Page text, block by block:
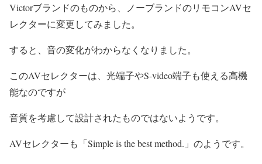
Victorブランドのものから、ノーブランドのリモコンAVセ
レクターに変更してみました。
すると、音の変化がわからなくなりました。
このAVセレクターは、光端子やS-video端子も使える高機
能なのですが
音質を考慮して設計されたものではないようです。
AVセレクターも「Simple is the best method.」のようです。